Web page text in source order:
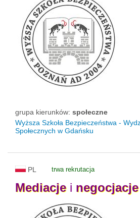
grupa kierunków: społeczne
Wyższa Szkoła Bezpieczeństwa -
Społecznych w Gdańsku
PL trwa rekrutacja
Mediacjei negocjacje